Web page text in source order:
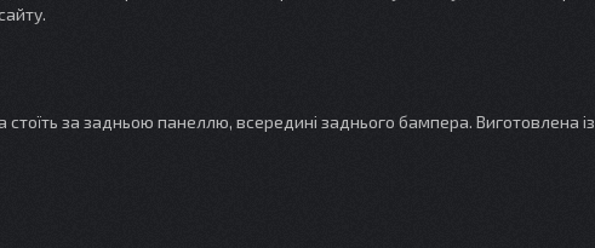
за задньою панеллю, всередині заднього бампера. Виготовлена із